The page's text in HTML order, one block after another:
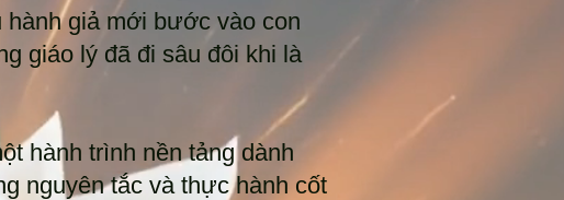
giả mới bước vào con
giáo lý đã đi sâu đôi khi là
hành trình nền tảng dành
nguyên tắc và thực hành cốt